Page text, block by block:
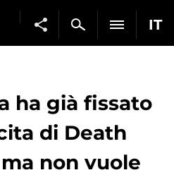
IT
ha già fissato
di Death
non vuole